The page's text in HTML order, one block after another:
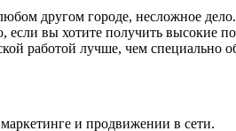
другом городе, несложное
вы хотите получить высокие
работой лучше, чем специально
и продвижении в сети.